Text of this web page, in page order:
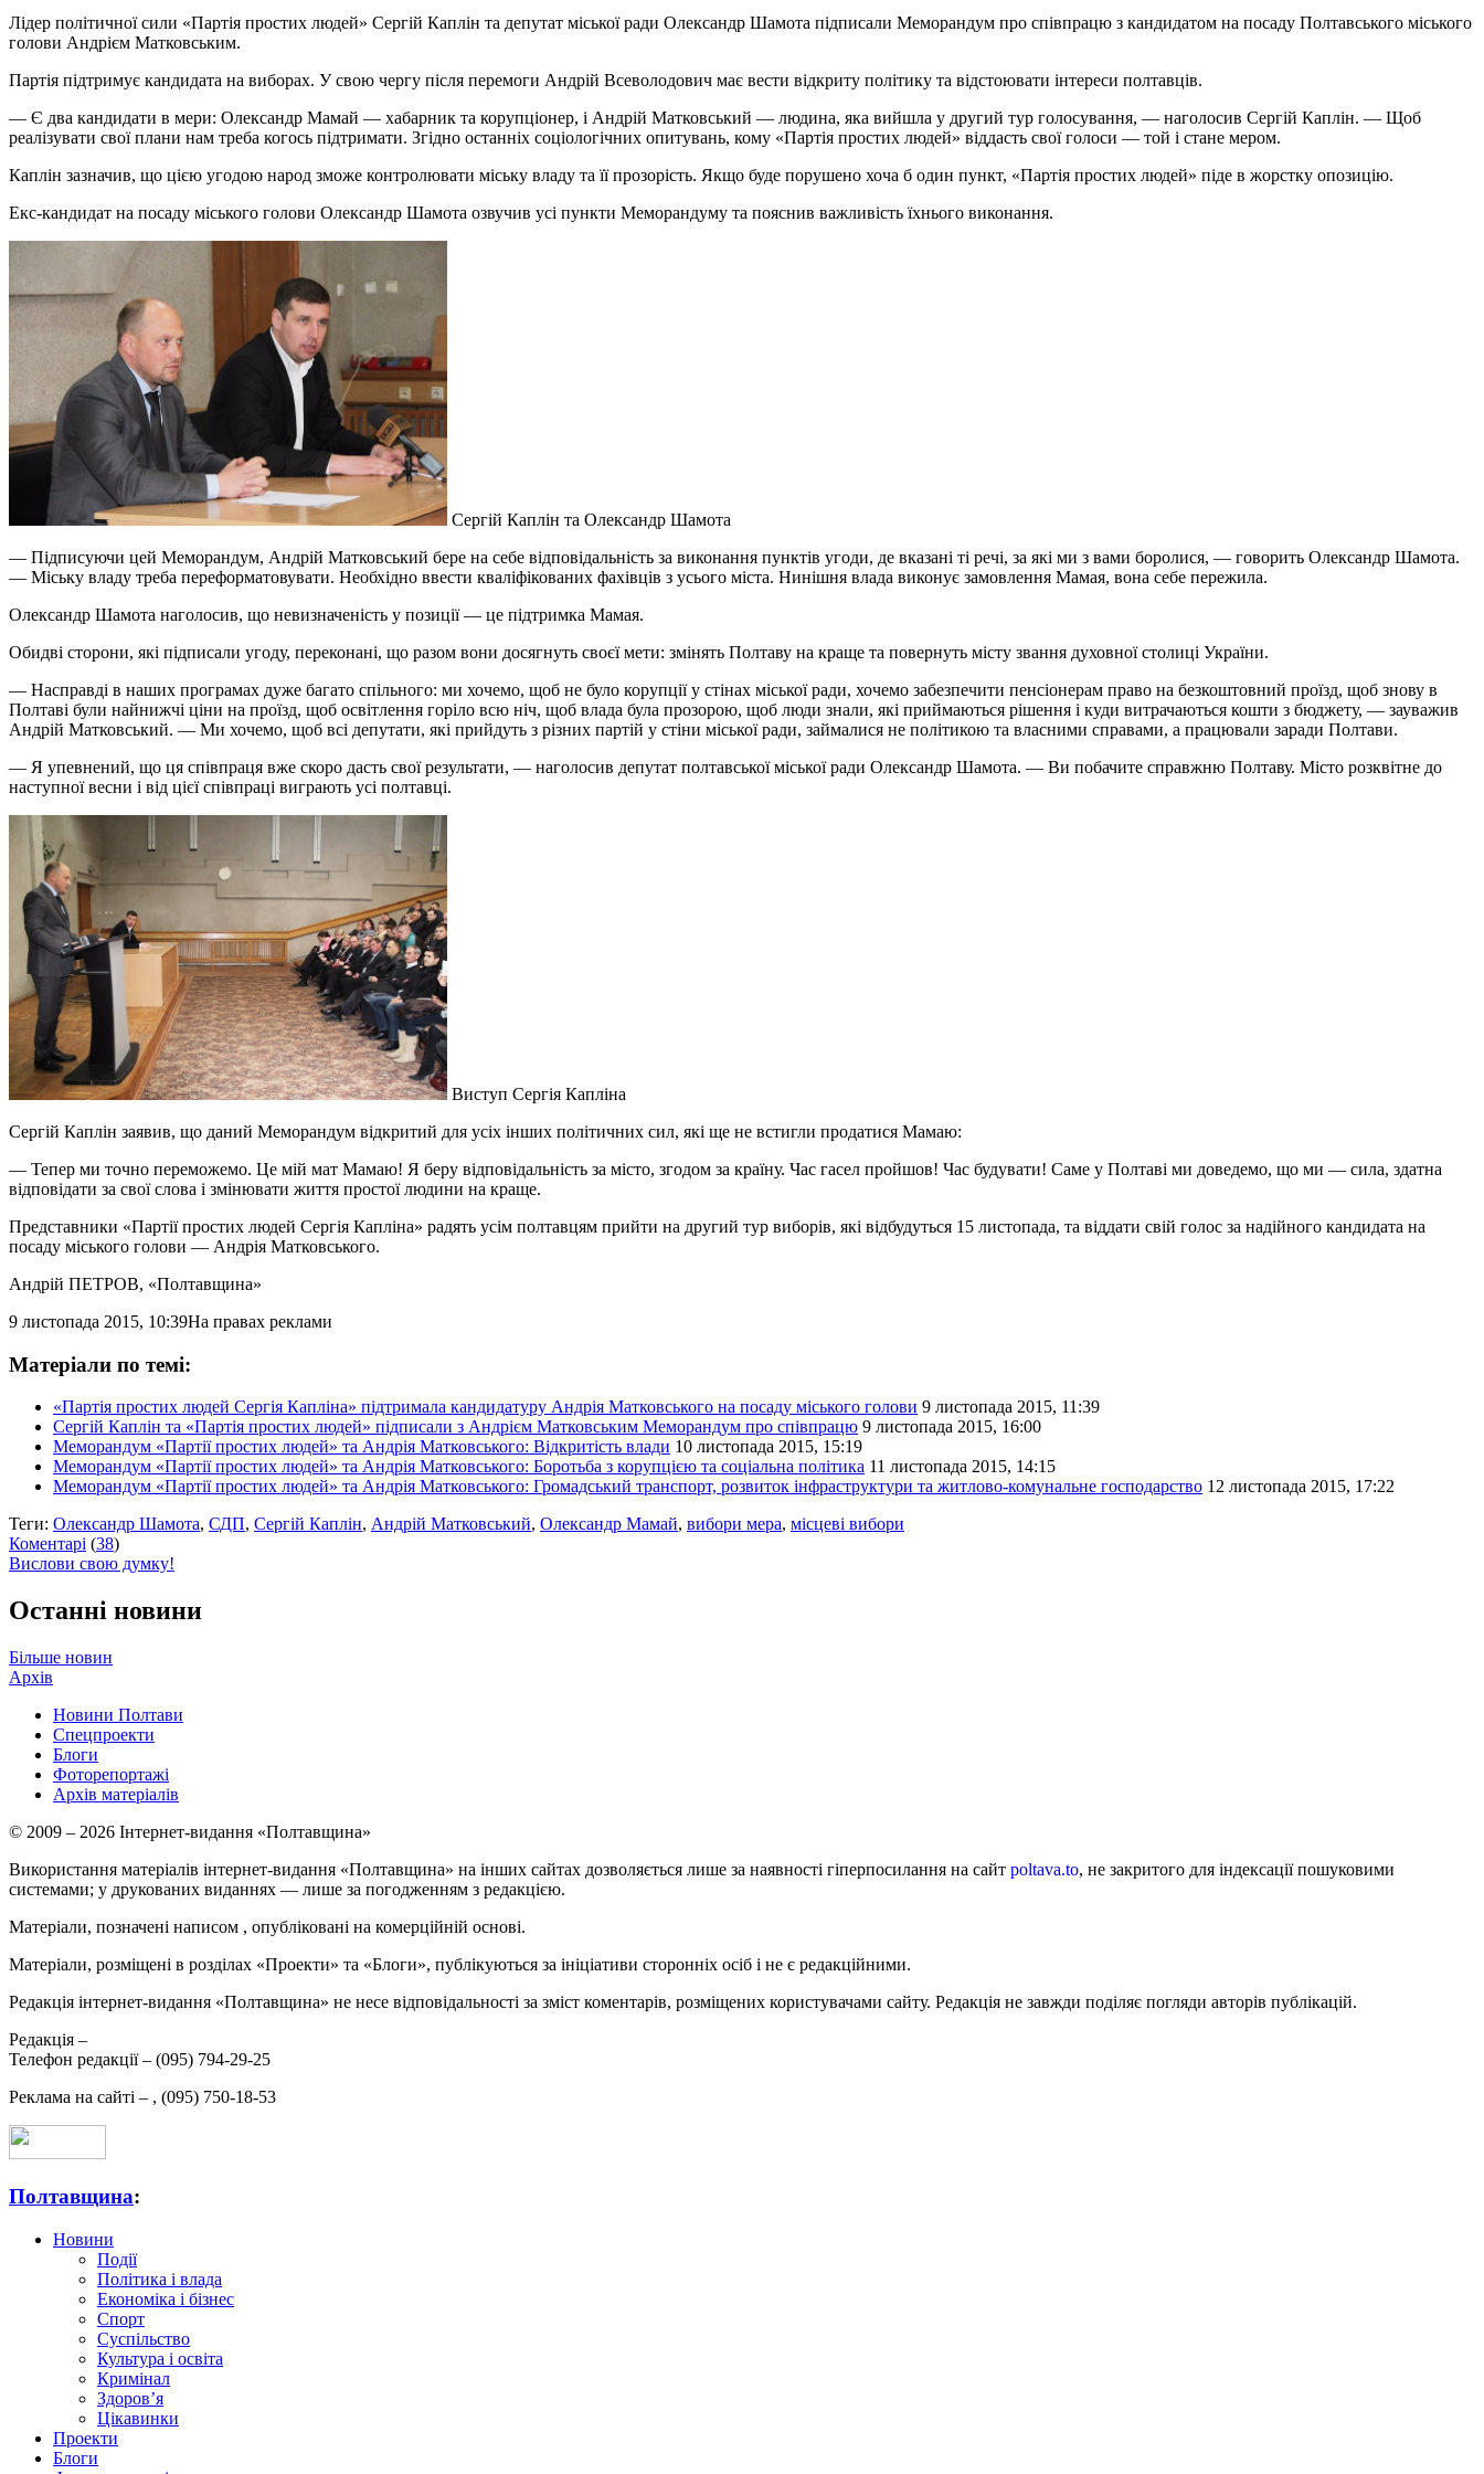
Лідер політичної сили «Партія простих людей» Сергій Каплін та депутат міської ради Олександр Шамота підписали Меморандум про співпрацю з кандидатом на посаду Полтавського міського
голови Андрієм Матковським.
Партія підтримує кандидата на виборах. У свою чергу після перемоги Андрій Всеволодович має вести відкриту політику та відстоювати інтереси полтавців.
— Є два кандидати в мери: Олександр Мамай — хабарник та корупціонер, і Андрій Матковський — людина, яка вийшла у другий тур голосування, — наголосив Сергій Каплін. — Щоб
реалізувати свої плани нам треба когось підтримати. Згідно останніх соціологічних опитувань, кому «Партія простих людей» віддасть свої голоси — той і стане мером.
Каплін зазначив, що цією угодою народ зможе контролювати міську владу та її прозорість. Якщо буде порушено хоча б один пункт, «Партія простих людей» піде в жорстку опозицію.
Екс-кандидат на посаду міського голови Олександр Шамота озвучив усі пункти Меморандуму та пояснив важливість їхнього виконання.
Сергій Каплін та Олександр Шамота
— Підписуючи цей Меморандум, Андрій Матковський бере на себе відповідальність за виконання пунктів угоди, де вказані ті речі, за які ми з вами боролися, — говорить Олександр Шамота.
— Міську владу треба переформатовувати. Необхідно ввести кваліфікованих фахівців з усього міста. Нинішня влада виконує замовлення Мамая, вона себе пережила.
Олександр Шамота наголосив, що невизначеність у позиції — це підтримка Мамая.
Обидві сторони, які підписали угоду, переконані, що разом вони досягнуть своєї мети: змінять Полтаву на краще та повернуть місту звання духовної столиці України.
— Насправді в наших програмах дуже багато спільного: ми хочемо, щоб не було корупції у стінах міської ради, хочемо забезпечити пенсіонерам право на безкоштовний проїзд, щоб знову в
Полтаві були найнижчі ціни на проїзд, щоб освітлення горіло всю ніч, щоб влада була прозорою, щоб люди знали, які приймаються рішення і куди витрачаються кошти з бюджету, — зауважив
Андрій Матковський. — Ми хочемо, щоб всі депутати, які прийдуть з різних партій у стіни міської ради, займалися не політикою та власними справами, а працювали заради Полтави.
— Я упевнений, що ця співпраця вже скоро дасть свої результати, — наголосив депутат полтавської міської ради Олександр Шамота. — Ви побачите справжню Полтаву. Місто розквітне до
наступної весни і від цієї співпраці виграють усі полтавці.
Виступ Сергія Капліна
Сергій Каплін заявив, що даний Меморандум відкритий для усіх інших політичних сил, які ще не встигли продатися Мамаю:
—​ Тепер ми точно переможемо. Це мій мат Мамаю! Я беру відповідальність за місто, згодом за країну. Час гасел пройшов! Час будувати! Саме у Полтаві ми доведемо, що ми — сила, здатна
відповідати за свої слова і змінювати життя простої людини на краще.
Представники «Партії простих людей Сергія Капліна» радять усім полтавцям прийти на другий тур виборів, які відбудуться 15 листопада, та віддати свій голос за надійного кандидата на
посаду міського голови — Андрія Матковського.
Андрій ПЕТРОВ, «Полтавщина»
9 листопада 2015, 10:39На правах реклами
Матеріали по темі:
«Партія простих людей Сергія Капліна» підтримала кандидатуру Андрія Матковського на посаду міського голови 9 листопада 2015, 11:39
Сергій Каплін та «Партія простих людей» підписали з Андрієм Матковським Меморандум про співпрацю 9 листопада 2015, 16:00
Меморандум «Партії простих людей» та Андрія Матковського: Відкритість влади 10 листопада 2015, 15:19
Меморандум «Партії простих людей» та Андрія Матковського: Боротьба з корупцією та соціальна політика 11 листопада 2015, 14:15
Меморандум «Партії простих людей» та Андрія Матковського: Громадський транспорт, розвиток інфраструктури та житлово-комунальне господарство 12 листопада 2015, 17:22
Теги: Олександр Шамота, СДП, Сергій Каплін, Андрій Матковський, Олександр Мамай, вибори мера, місцеві вибори
Коментарі (38)
Вислови свою думку!
Останні новини
Більше новин
Архів
Новини Полтави
Спецпроекти
Блоги
Фоторепортажі
Архів матеріалів
© 2009 – 2026 Інтернет-видання «Полтавщина»
Використання матеріалів інтернет-видання «Полтавщина» на інших сайтах дозволяється лише за наявності гіперпосилання на сайт poltava.to, не закритого для індексації пошуковими
системами; у друкованих виданнях — лише за погодженням з редакцією.
Матеріали, позначені написом , опубліковані на комерційній основі.
Матеріали, розміщені в розділах «Проекти» та «Блоги», публікуються за ініціативи сторонніх осіб і не є редакційними.
Редакція інтернет-видання «Полтавщина» не несе відповідальності за зміст коментарів, розміщених користувачами сайту. Редакція не завжди поділяє погляди авторів публікацій.
Редакція –
Телефон редакції – (095) 794-29-25
Реклама на сайті – , (095) 750-18-53
Полтавщина:
Новини
Події
Політика і влада
Економіка і бізнес
Спорт
Суспільство
Культура і освіта
Кримінал
Здоров’я
Цікавинки
Проекти
Блоги